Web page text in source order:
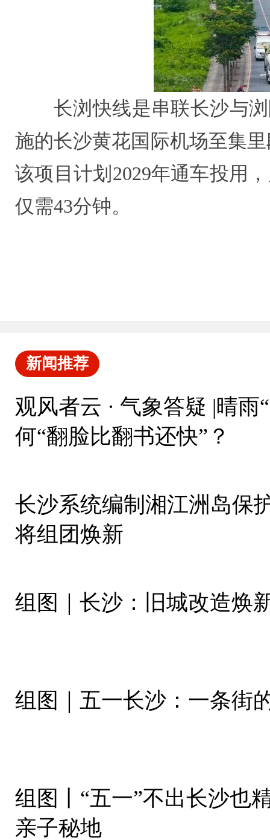
长浏快线是串联长沙与
施的长沙黄花国际机场至集
该项目 计划2029年通车投用
仅需43分钟。
新闻推荐
观风者云 · 气象答疑 |晴
何“翻脸比翻书还快”？
长沙系统编制湘江洲岛保
将组团焕新
组图｜长沙：旧城改造焕
组图｜五一长沙：一条街
组图丨“五一”不出长沙
亲子秘地